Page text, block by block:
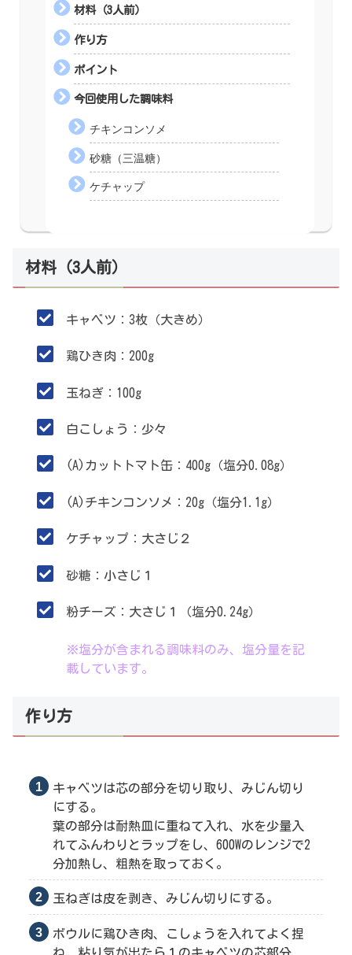
材料（3人前）
作り方
ポイント
今回使用した調味料
チキンコンソメ
砂糖（三温糖）
ケチャップ
材料（3人前）
キャベツ：3枚（大きめ）
鶏ひき肉：200g
玉ねぎ：100g
白こしょう：少々
(A)カットトマト缶：400g（塩分0.08g）
(A)チキンコンソメ：20g（塩分1.1g）
ケチャップ：大さじ２
砂糖：小さじ１
粉チーズ：大さじ１（塩分0.24g）
※塩分が含まれる調味料のみ、塩分量を記
載しています。
作り方
キャベツは芯の部分を切り取り、みじん切り
にする。
葉の部分は耐熱皿に重ねて入れ、水を少量入
れてふんわりとラップをし、600Wのレンジで2
分加熱し、粗熱を取っておく。
玉ねぎは皮を剥き、みじん切りにする。
ボウルに鶏ひき肉、こしょうを入れてよく捏
ね、粘り気が出たら１のキャベツの芯部分、